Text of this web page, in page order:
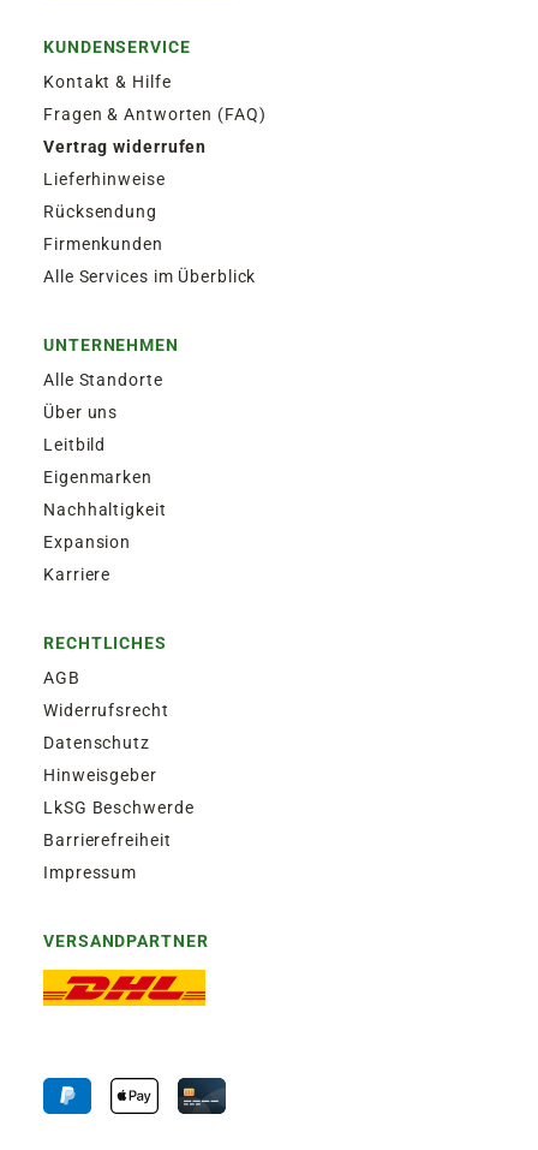
KUNDENSERVICE
Kontakt & Hilfe
Fragen & Antworten (FAQ)
Vertrag widerrufen
Lieferhinweise
Rücksendung
Firmenkunden
Alle Services im Überblick
UNTERNEHMEN
Alle Standorte
Über uns
Leitbild
Eigenmarken
Nachhaltigkeit
Expansion
Karriere
RECHTLICHES
AGB
Widerrufsrecht
Datenschutz
Hinweisgeber
LkSG Beschwerde
Barrierefreiheit
Impressum
VERSANDPARTNER